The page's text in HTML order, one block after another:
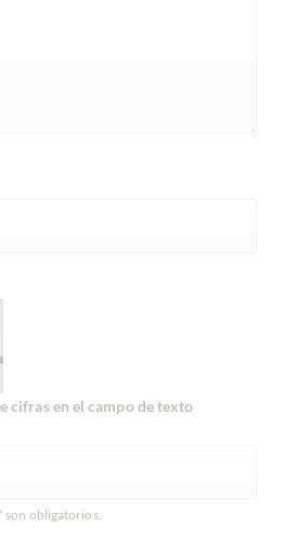
cifras en el campo de texto
son obligatorios.